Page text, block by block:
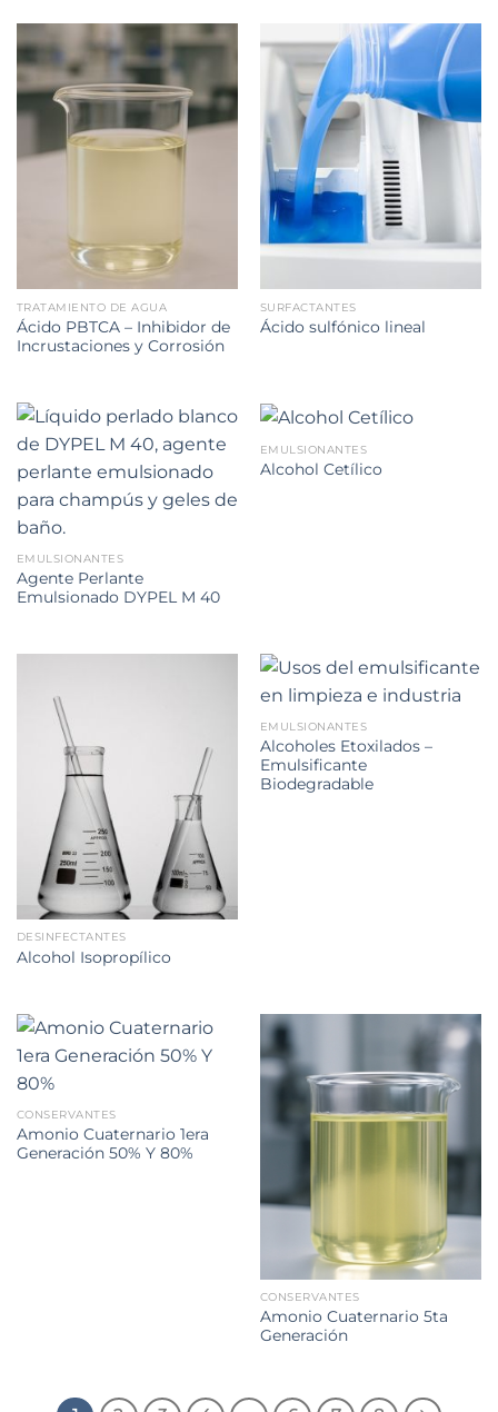
TRATAMIENTO DE AGUA
Ácido PBTCA – Inhibidor de
Incrustaciones y Corrosión
SURFACTANTES
Ácido sulfónico lineal
EMULSIONANTES
Agente Perlante
Emulsionado DYPEL M 40
EMULSIONANTES
Alcohol Cetílico
DESINFECTANTES
Alcohol Isopropílico
EMULSIONANTES
Alcoholes Etoxilados –
Emulsificante
Biodegradable
CONSERVANTES
Amonio Cuaternario 1era
Generación 50% Y 80%
CONSERVANTES
Amonio Cuaternario 5ta
Generación